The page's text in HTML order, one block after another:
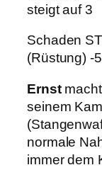
steigt auf 3
Schaden
(Rüstung) -
Ernstmacht
seinem
normale
immer dem